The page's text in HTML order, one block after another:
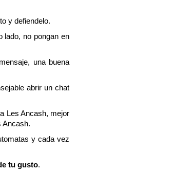
y defiendelo.
lado, no pongan en
una buena
abrir un chat
Les Ancash, mejor
Ancash.
y cada vez
tu gusto.